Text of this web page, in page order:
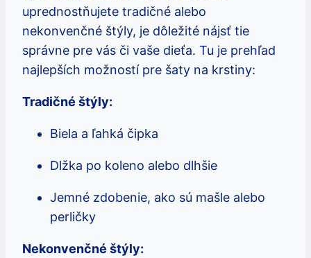
uprednostňujete tradičné alebo
nekonvenčné štýly, je dôležité nájsť tie
správne pre vás či vaše dieťa. Tu je prehľad
najlepších možností pre šaty na krstiny:
Tradičné štýly:
Biela a ľahká čipka
Dlžka po koleno alebo dlhšie
Jemné zdobenie, ako sú mašle alebo
perličky
Nekonvenčné štýly: